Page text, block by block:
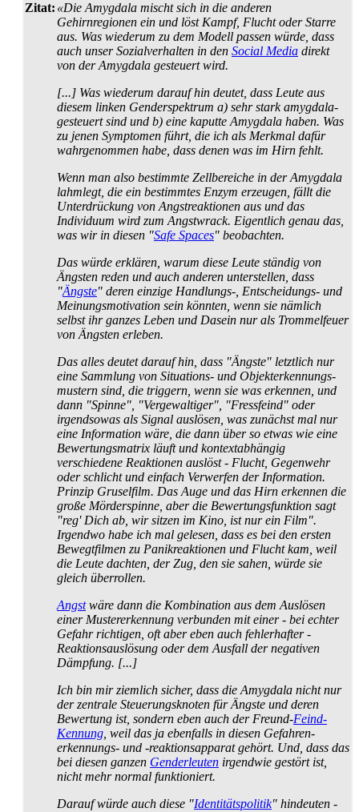
Zitat: «Die Amygdala mischt sich in die anderen
Gehirnregionen ein und löst Kampf, Flucht oder Starre
aus. Was wiederum zu dem Modell passen würde, dass
auch unser Sozial­verhalten in den Social Media direkt
von der Amygdala gesteuert wird.
[...] Was wiederum darauf hin deutet, dass Leute aus
diesem linken Gender­spektrum a) sehr stark amygdala­
gesteuert sind und b) eine kaputte Amygdala haben. Was
zu jenen Symptomen führt, die ich als Merkmal dafür
wahrgenommen habe, dass denen was im Hirn fehlt.
Wenn man also bestimmte Zellbereiche in der Amygdala
lahmlegt, die ein bestimmtes Enzym erzeugen, fällt die
Unterdrückung von Angst­reaktionen aus und das
Individuum wird zum Angstwrack. Eigentlich genau das,
was wir in diesen "Safe Spaces" beobachten.
Das würde erklären, warum diese Leute ständig von
Ängsten reden und auch anderen unterstellen, dass
"Ängste" deren einzige Handlungs-, Entscheidungs- und
Meinungs­motivation sein könnten, wenn sie nämlich
selbst ihr ganzes Leben und Dasein nur als Trommelfeuer
von Ängsten erleben.
Das alles deutet darauf hin, dass "Ängste" letztlich nur
eine Sammlung von Situations- und Objekt­erkennungs­
mustern sind, die triggern, wenn sie was erkennen, und
dann "Spinne", "Vergewaltiger", "Fressfeind" oder
irgendsowas als Signal auslösen, was zunächst mal nur
eine Information wäre, die dann über so etwas wie eine
Bewertungs­matrix läuft und kontext­abhängig
verschiedene Reaktionen auslöst - Flucht, Gegenwehr
oder schlicht und einfach Verwerfen der Information.
Prinzip Gruselfilm. Das Auge und das Hirn erkennen die
große Mörder­spinne, aber die Bewertungs­funktion sagt
"reg' Dich ab, wir sitzen im Kino, ist nur ein Film".
Irgendwo habe ich mal gelesen, dass es bei den ersten
Bewegtfilmen zu Panik­reaktionen und Flucht kam, weil
die Leute dachten, der Zug, den sie sahen, würde sie
gleich überrollen.
Angstwäre dann die Kombination aus dem Auslösen
einer Muster­erkennung verbunden mit einer - bei echter
Gefahr richtigen, oft aber eben auch fehlerhafter -
Reaktions­auslösung oder dem Ausfall der negativen
Dämpfung. [...]
Ich bin mir ziemlich sicher, dass die Amygdala nicht nur
der zentrale Steuerungs­knoten für Ängste und deren
Bewertung ist, sondern eben auch der Freund-Feind-
Kennung , weil das ja ebenfalls in diesen Gefahren­
erkennungs- und -reaktions­apparat gehört. Und, dass das
bei diesen ganzen Genderleuten irgendwie gestört ist,
nicht mehr normal funktioniert.
Darauf würde auch diese "Identitätspolitik" hindeuten -